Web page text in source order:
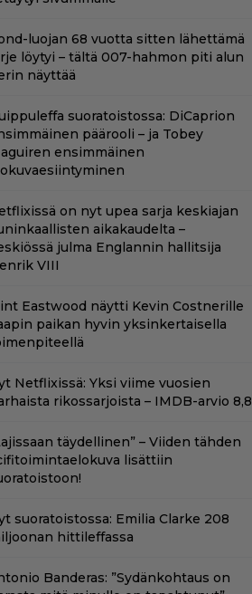
luojan 68 vuotta sitten lähettämä
löytyi – tältä 007-hahmon piti alun
näyttää
suoratoistossa: DiCaprion
päärooli – ja Tobey
ensimmäinen
on nyt upea sarja keskiajan
aikakaudelta –
julma Englannin hallitsija
VIII
Eastwood näytti Kevin Costnerille
paikan hyvin yksinkertaisella
Netflixissä: Yksi viime vuosien
rikossarjoista – IMDB-arvio 8,8
täydellinen” – Viiden tähden
lisättiin
suoratoistossa: Emilia Clarke 208
hittileffassa
Banderas: ”Sydänkohtaus on